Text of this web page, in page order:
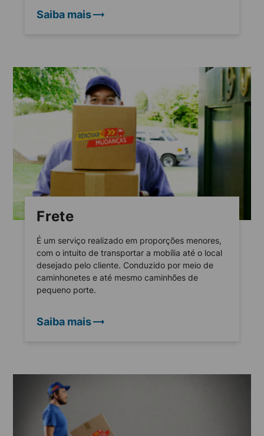
Saiba mais
Frete
É um serviço realizado em proporções menores,
com o intuito de transportar a mobília até o local
desejado pelo cliente. Conduzido por meio de
caminhonetes e até mesmo caminhões de
pequeno porte.
Saiba mais